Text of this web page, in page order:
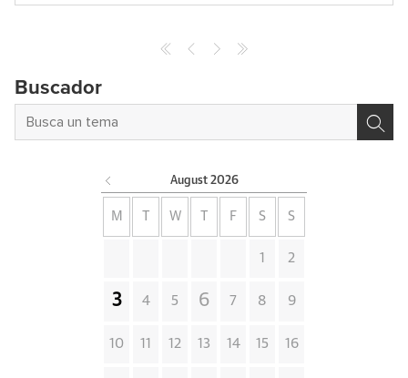
Buscador
August 2026
M W F S S
1 2
3 4 5 6 7 8 9
10 11 12 13 14 15 16